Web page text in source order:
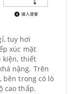
tuy hơi
xúc mặt
kiện, thiết
nặng. Trên
bên trong có lò
cao thấp.